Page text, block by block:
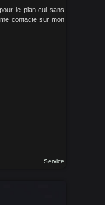
le plan cul sans
contacte sur mon
Service